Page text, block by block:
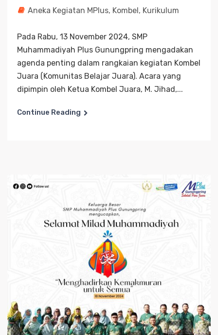
Aneka Kegiatan MPlus, Kombel, Kurikulum
Pada Rabu, 13 November 2024, SMP
Muhammadiyah Plus Gunungpring mengadakan
agenda penting dalam rangkaian kegiatan Kombel
Juara (Komunitas Belajar Juara). Acara yang
dipimpin oleh Ketua Kombel Juara, M. Jihad,...
Continue Reading